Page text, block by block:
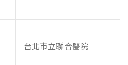
台北市立聯合醫院